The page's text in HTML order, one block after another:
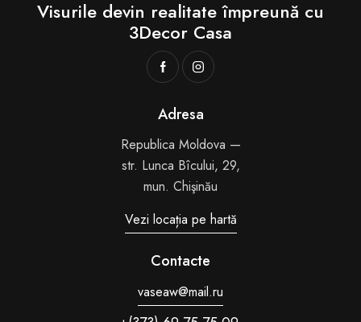
Visurile devin realitateîmpreună cu
3Decor Casa
Adresa
Republica Moldova —
str. Lunca Bîcului, 29,
mun. Chişinău
Vezi locația pe hartă
Contacte
vaseaw@mail.ru